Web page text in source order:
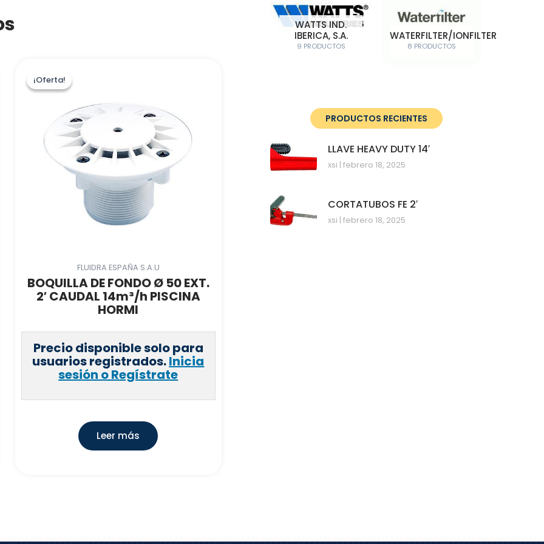
¡Oferta!
¡Oferta!
FLUIDRA ESPAÑA S.A.U
BOQUILLA DE FONDO Ø 50 EXT.
2′ CAUDAL 14m³/h PISCINA
HORMI
Precio disponible solo para
usuarios registrados.Inicia
sesión o Regístrate
Leer más
WATTS IND.
IBERICA, S.A.
9 PRODUCTOS
WATERFILTER/IONFILTER
8 PRODUCTOS
PRODUCTOS RECIENTES
LLAVE HEAVY DUTY 14′
xsi febrero 18, 2025
CORTATUBOS FE 2′
xsi febrero 18, 2025